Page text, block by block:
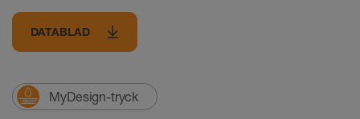
DATABLAD
MyDesign-tryck